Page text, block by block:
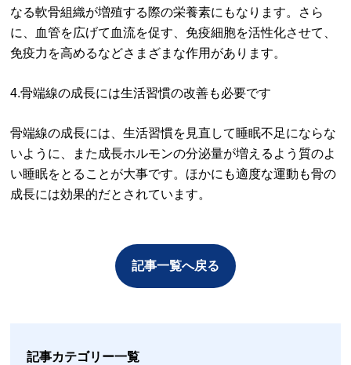
なる軟骨組織が増殖する際の栄養素にもなります。さら
に、血管を広げて血流を促す、免疫細胞を活性化させて、
免疫力を高めるなどさまざまな作用があります。
4.骨端線の成長には生活習慣の改善も必要です
骨端線の成長には、生活習慣を見直して睡眠不足にならな
いように、また成長ホルモンの分泌量が増えるよう質のよ
い睡眠をとることが大事です。ほかにも適度な運動も骨の
成長には効果的だとされています。
記事一覧へ戻る
記事カテゴリー一覧